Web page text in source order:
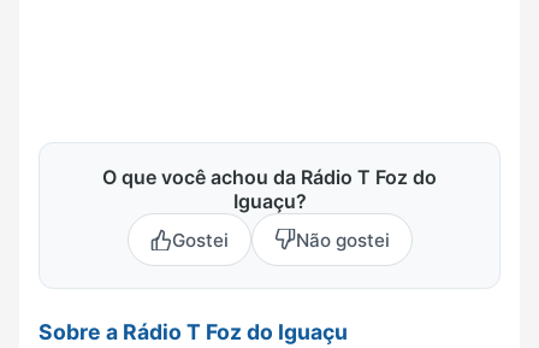
O que você achou da Rádio T Foz do
Iguaçu?
Gostei Não gostei
Sobre a Rádio T Foz do Iguaçu